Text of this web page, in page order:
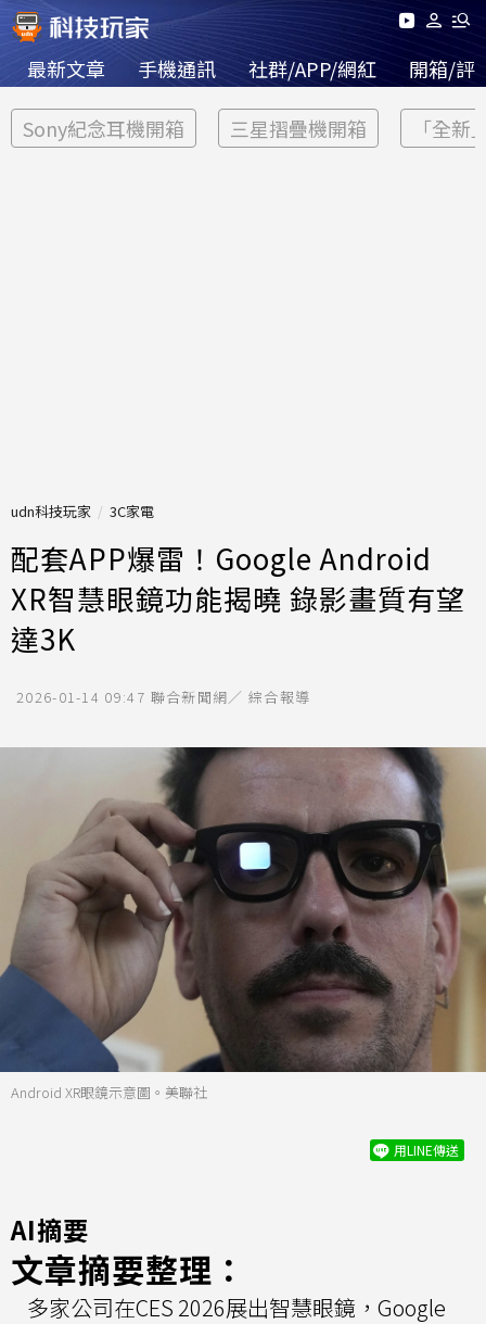
最新文章 手機通訊 社群/APP/網紅 開箱/評
Sony紀念耳機開箱 三星摺疊機開箱 「全新
udn科技玩家 3C家電
配套APP爆雷！Google Android
XR智慧眼鏡功能揭曉 錄影畫質有望
達3K
2026-01-14 09:47 聯合新聞網／ 綜合報導
Android XR眼鏡示意圖。美聯社
用LINE傳送
AI摘要
文章摘要整理：
多家公司在CES 2026展出智慧眼鏡，Google